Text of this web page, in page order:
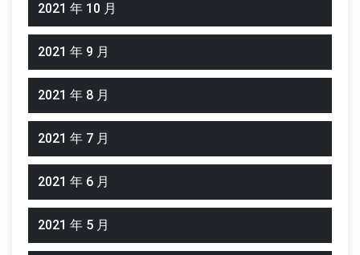
2021 年 10 月
2021 年 9 月
2021 年 8 月
2021 年 7 月
2021 年 6 月
2021 年 5 月